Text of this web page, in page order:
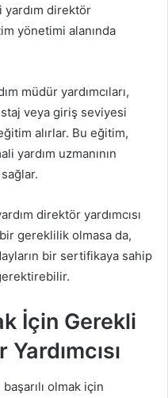
yardım direktör
yönetimi alanında
müdür yardımcıları,
veya giriş seviyesi
alırlar. Bu eğitim,
yardım uzmanının
direktör yardımcısı
gereklilik olmasa da,
bir sertifikaya sahip
İçin Gerekli
olmak için